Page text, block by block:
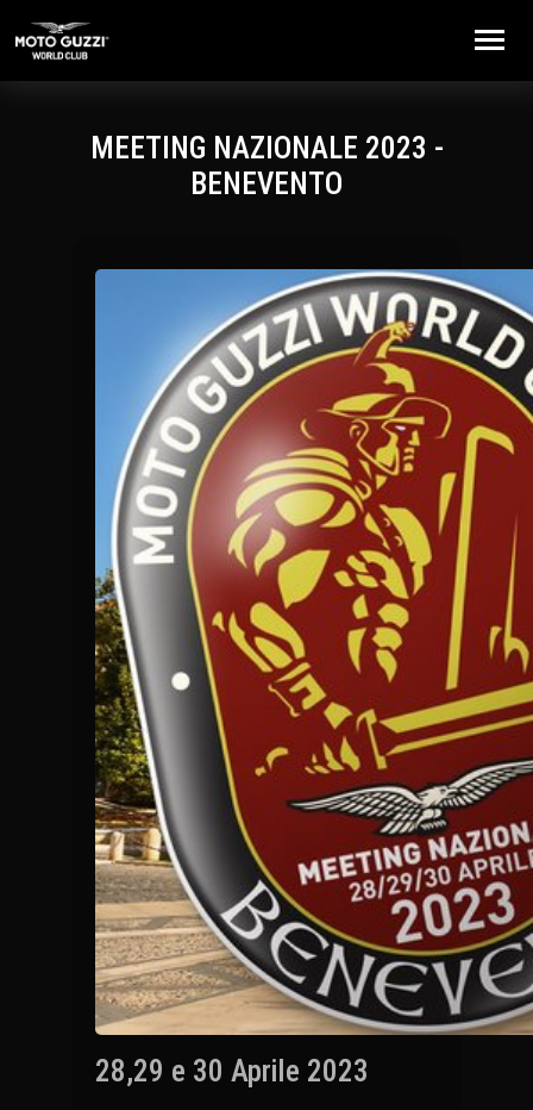
MEETING NAZIONALE 2023 -
BENEVENTO
28,29 e 30 Aprile 2023